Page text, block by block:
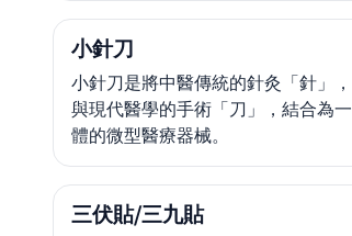
小針刀
小針刀是將中醫傳統的針灸「針」，
與現代醫學的手術「刀」，結合為一
體的微型醫療器械。
三伏貼/三九貼